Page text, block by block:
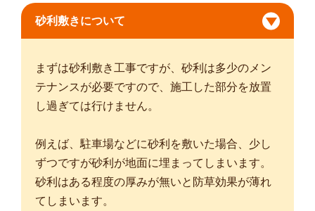
砂利敷きについて
まずは砂利敷き工事ですが、砂利は多少のメン
テナンスが必要ですので、施工した部分を放置
し過ぎては行けません。
例えば、駐車場などに砂利を敷いた場合、少し
ずつですが砂利が地面に埋まってしまいます。
砂利はある程度の厚みが無いと防草効果が薄れ
てしまいます。